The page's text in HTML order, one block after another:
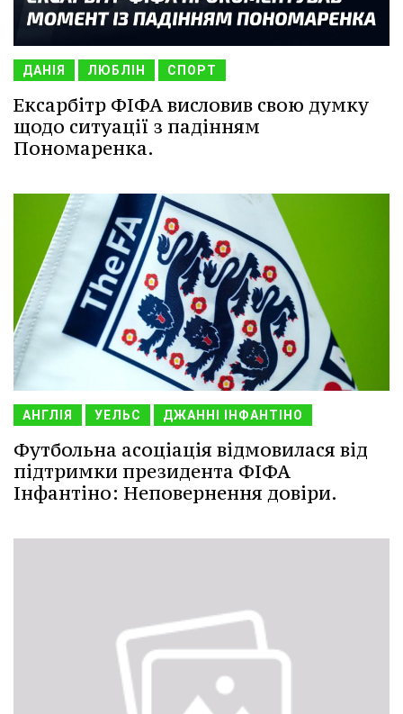
ДАНІЯ ЛЮБЛІН СПОРТ
Ексарбітр ФІФА висловив свою думку
щодо ситуації з падінням
Пономаренка.
АНГЛІЯ УЕЛЬС ДЖАННІ ІНФАНТІНО
Футбольна асоціація відмовилася від
підтримки президента ФІФА
Інфантіно: Неповернення довіри.